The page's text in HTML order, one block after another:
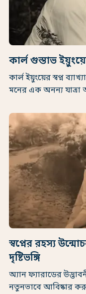
কার্ল গুস্তাভ
কার্ল ইয়ুংয়ের স্বপ্ন
মনের এক অনন্য
স্বপ্নের রহস্য
দৃষ্টিভঙ্গি
অ্যান ফ্যারাডের
নতুনভাবে আবিষ্কার